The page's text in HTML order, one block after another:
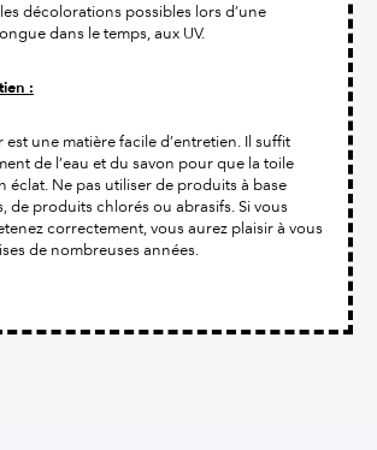
décolorations possibles lors d’une
dans le temps, aux UV.
:
est une matière facile d’entretien. Il suffit
de l’eau et du savon pour que la toile
éclat. Ne pas utiliser de produits à base
de produits chlorés ou abrasifs. Si vous
correctement, vous aurez plaisir à vous
de nombreuses années.